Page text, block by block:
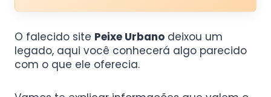
O falecido site Peixe Urbano deixou um
legado, aqui você conhecerá algo parecido
com o que ele oferecia.